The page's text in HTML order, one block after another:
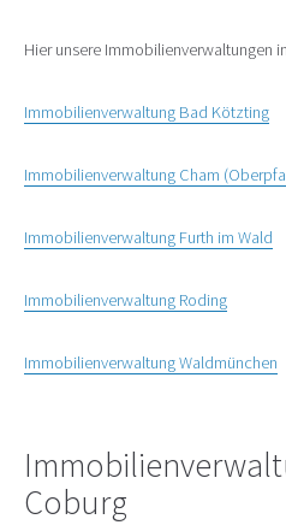
Hier unsere Immobilienverwaltungen
Immobilienverwaltung Bad Kötzting
Immobilienverwaltung Cham
Immobilienverwaltung Furth im Wald
Immobilienverwaltung Roding
Immobilienverwaltung Waldmünchen
Coburg